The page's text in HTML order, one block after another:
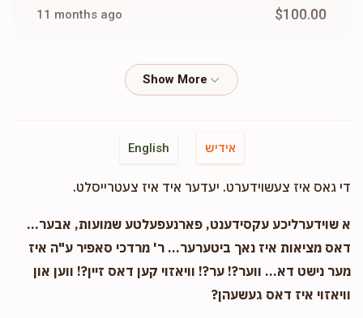
11 months ago $100.00
Berl Greenwald
Wolf GreenwaldBerl Greenwald
Wolf GreenwaldBerl Greenwald
11 months ago $36.00
Berl Greenwald
English אידיש
די גאס איז צעשוידערט. יעדער איד איז צעטרייסלט.
א שוידערליכע עקסידענט, פארנעפעלטע שמועות, אבער...
דאס מציאות איז נאך ביטערער... ר' מרדכי סאפיר ע"ה איז
מער נישט דא... ווער?! ער?! וויאזוי קען דאס זיין?! ווען און
וויאזוי איז דאס געשעהן?